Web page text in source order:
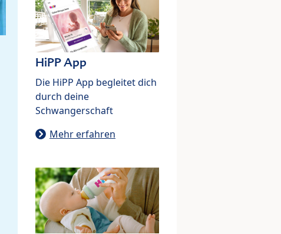
HiPP App
Die HiPP App begleitet dich
durch deine
Schwangerschaft
Mehr erfahren